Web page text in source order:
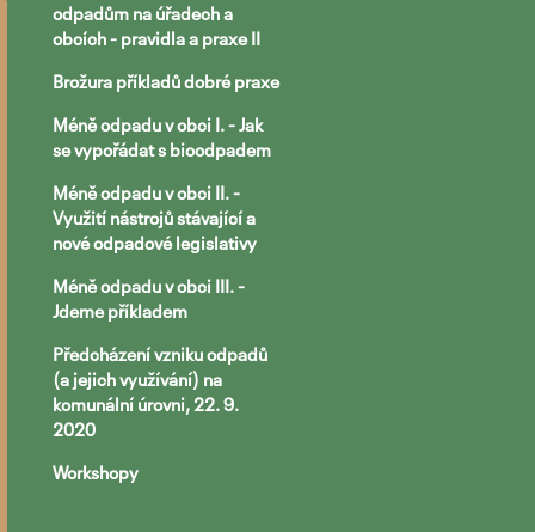
odpadům na úřadech a
obcích - pravidla a praxe II
Brožura příkladů dobré praxe
Méně odpadu v obci I. - Jak
se vypořádat s bioodpadem
Méně odpadu v obci II. -
Využití nástrojů stávající a
nové odpadové legislativy
Méně odpadu v obci III. -
Jdeme příkladem
Předcházení vzniku odpadů
(a jejich využívání) na
komunální úrovni, 22. 9.
2020
Workshopy